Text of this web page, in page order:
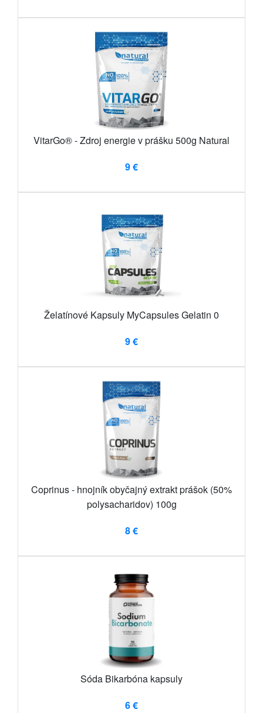
VitarGo® - Zdroj energie v prášku 500g Natural
9 €
Želatínové Kapsuly MyCapsules Gelatin 0
9 €
Coprinus - hnojník obyčajný extrakt prášok (50%
polysacharidov) 100g
8 €
Sóda Bikarbóna kapsuly
6 €